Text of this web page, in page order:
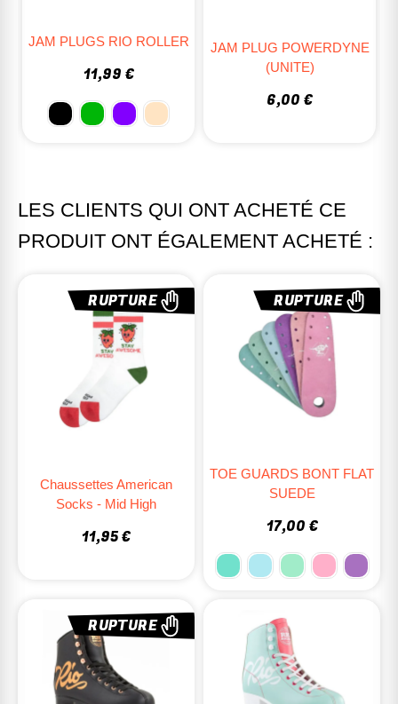
JAM PLUGS RIO ROLLER
11,99 €
JAM PLUG POWERDYNE
(UNITE)
6,00 €
LES CLIENTS QUI ONT ACHETÉ CE
PRODUIT ONT ÉGALEMENT ACHETÉ :
RUPTURE
Chaussettes American
Socks - Mid High
11,95 €
RUPTURE
TOE GUARDS BONT FLAT
SUEDE
17,00 €
RUPTURE